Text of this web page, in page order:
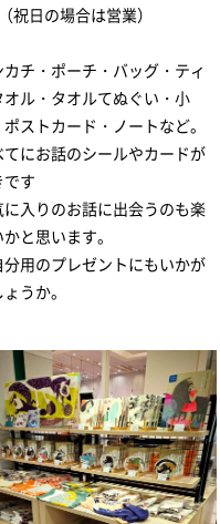
祝日の場合は営業）
カチ・ポーチ・バッグ・ティ
オル・タオルてぬぐい・小
ポストカード・ノートなど。
てにお話のシールやカードが
す
に入りのお話に出会うのも楽
かと思います。
分用のプレゼントにもいかが
うか。